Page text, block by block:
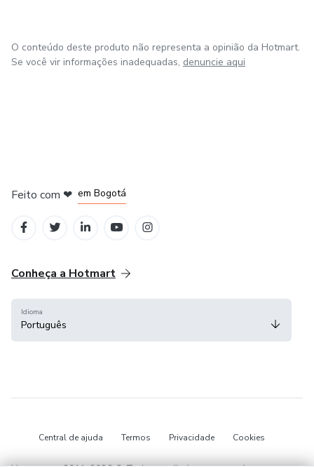
O conteúdo deste produto não representa a opinião da Hotmart.
Se você vir informações inadequadas, denuncie aqui
Feito com ❤ em Bogotá
Conheça a Hotmart
Idioma
Português
Central de ajuda Termos Privacidade Cookies